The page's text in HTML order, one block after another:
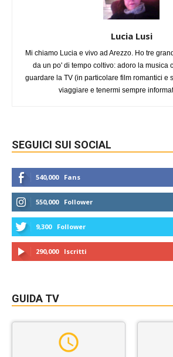
Lucia Lusi
Mi chiamo Lucia e vivo ad Arezzo. Ho tre
da un po' di tempo coltivo: adoro la musica
guardare la TV (in particolare film romantici e
viaggiare e tenermi sempre
SEGUICI SUI SOCIAL
540,000 Fans
550,000 Follower
9,300 Follower
290,000 Iscritti
GUIDA TV